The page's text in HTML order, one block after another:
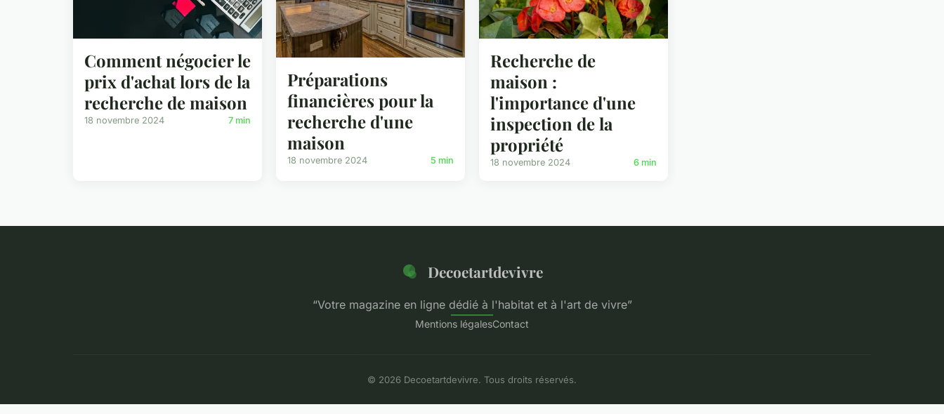
Comment négocier le
prix d'achat lors de la
recherche de maison
18 novembre 2024 7 min
Préparations
financières pour la
recherche d'une
maison
18 novembre 2024 5 min
Recherche de
maison :
l'importance d'une
inspection de la
propriété
18 novembre 2024 6 min
Decoetartdevivre
“Votre magazine en ligne dédié à l'habitat et à l'art de vivre”
Mentions légalesContact
© 2026 Decoetartdevivre. Tous droits réservés.